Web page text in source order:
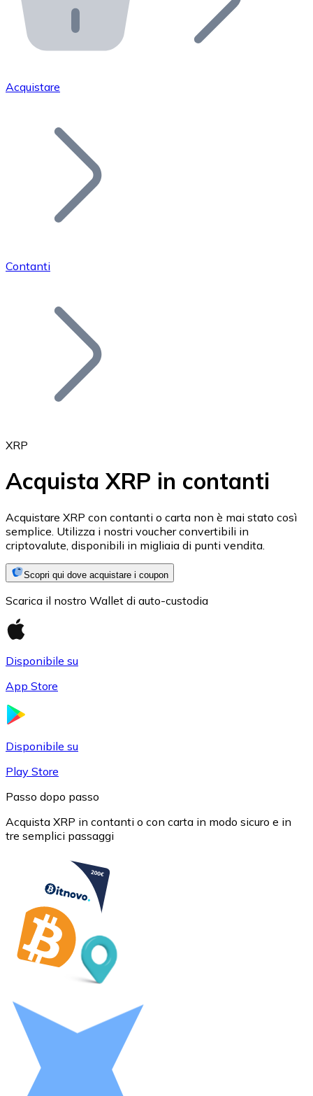
API Bitnovo
Integra la nostra API nel tuo ecosistema.
Unisciti alla nostra rete di rivenditori e
Aggiungi il token del tuo progetto al nostro servizio di
Bitcoin
Ethereum
ETH
USDC
Litecoin
LTC
Acquistare
Contanti
XRP
Acquista XRP in contanti
Acquistare XRP con contanti o carta non è mai stato così
semplice. Utilizza i nostri voucher convertibili in
criptovalute, disponibili in migliaia di punti vendita.
Scopri qui dove acquistare i coupon
Scarica il nostro Wallet di auto-custodia
Disponibile su
App Store
Disponibile su
Play Store
Passo dopo passo
Acquista XRP in contanti o con carta in modo sicuro e in
tre semplici passaggi